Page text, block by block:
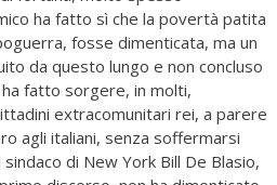
ha fatto sì che la povertà patita
fosse dimenticata, ma un
da questo lungo e non concluso
fatto sorgere, in molti,
extracomunitari rei, a parere
agli italiani, senza soffermarsi
di New York Bill De Blasio,